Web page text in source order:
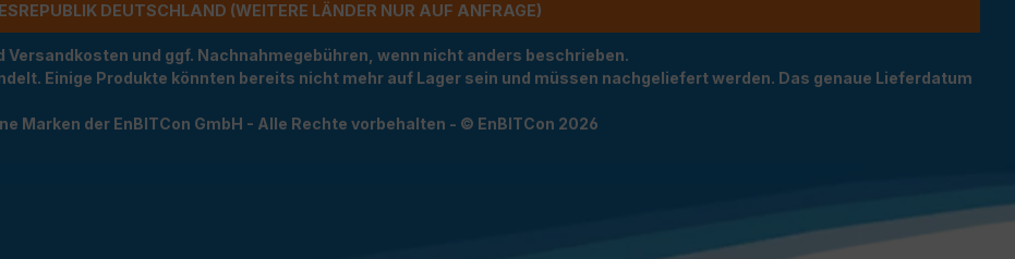
DEUTSCHLAND (WEITERE LÄNDER NUR AUF ANFRAGE)
und ggf. Nachnahmegebühren, wenn nicht anders beschrieben.
Einige Produkte könnten bereits nicht mehr auf Lager sein und müssen nachgeliefert werden. Das genaue Lieferdatum
Marken der EnBITCon GmbH - Alle Rechte vorbehalten - © EnBITCon 2026